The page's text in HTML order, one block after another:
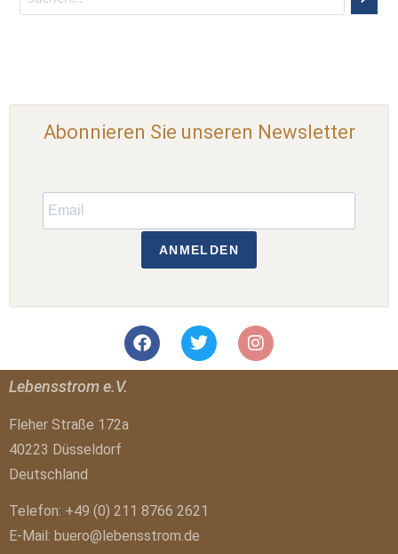
Abonnieren Sie unseren Newsletter
ANMELDEN
Lebensstrom e.V.
Fleher Straße 172a
40223 Düsseldorf
Deutschland
Telefon: +49 (0) 211 8766 2621
E-Mail: buero@lebensstrom.de